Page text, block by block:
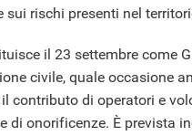
sui rischi presenti nel
il 23 settembre come
civile, quale occasione
contributo di operatori e
di onorificenze. È prevista